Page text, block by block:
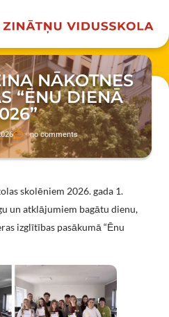
NĀKOTNES
“ĒNU DIENĀ
no comments
skolēniem 2026. gada 1.
un atklājumiem bagātu dienu,
izglītības pasākumā “Ēnu